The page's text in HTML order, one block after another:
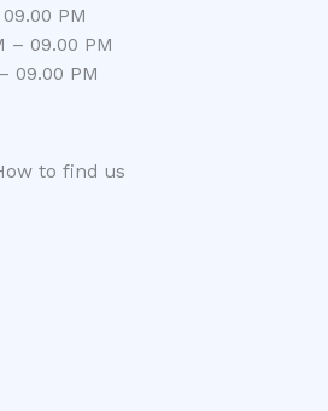
PM
– 09.00 PM
09.00 PM
to find us